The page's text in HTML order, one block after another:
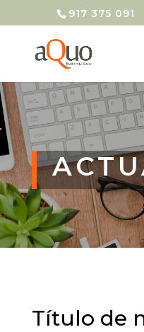
917 375 091
Título de